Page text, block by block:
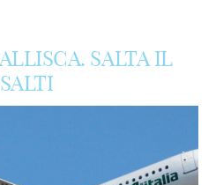
SALTA IL